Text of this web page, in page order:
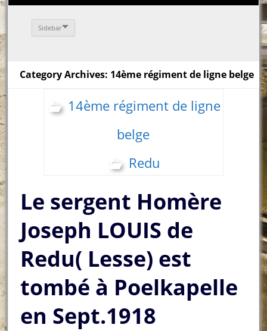
Sidebar
Category Archives: 14ème régiment de ligne belge
14ème régiment de ligne
belge
Redu
Le sergent Homère
Joseph LOUIS de
Redu( Lesse) est
tombé à Poelkapelle
en Sept.1918